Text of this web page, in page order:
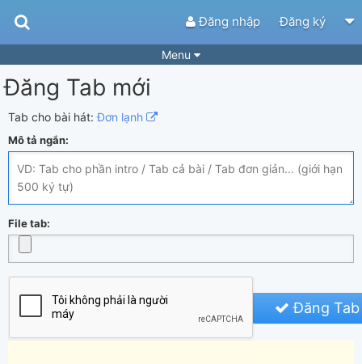
Đăng nhập Đăng ký
Menu
Bài hát
Playlist
Điệu bài hát
Tìm theo hợp âm Tải ứng dụng
Tắt quảng cáo
Đăng Tab mới
Tab cho bài hát:Đơn lạnh
Mô tả ngắn:
File tab:
Đăng